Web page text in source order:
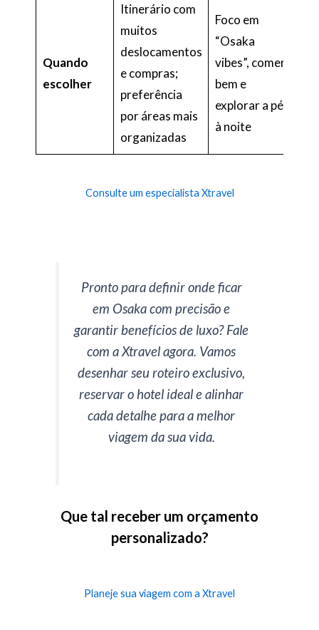
Quando
escolher
Itinerário com
muitos
deslocamentos
e compras;
preferência
por áreas mais
organizadas
Foco em
“Osaka
vibes”, comer
bem e
explorar a pé
à noite
Consulte um especialista Xtravel
Pronto para definir onde ficar
em Osaka com precisão e
garantir benefícios de luxo? Fale
com a Xtravel agora. Vamos
desenhar seu roteiro exclusivo,
reservar o hotel ideal e alinhar
cada detalhe para a melhor
viagem da sua vida.
Que tal receber um orçamento
personalizado?
Planeje sua viagem com a Xtravel